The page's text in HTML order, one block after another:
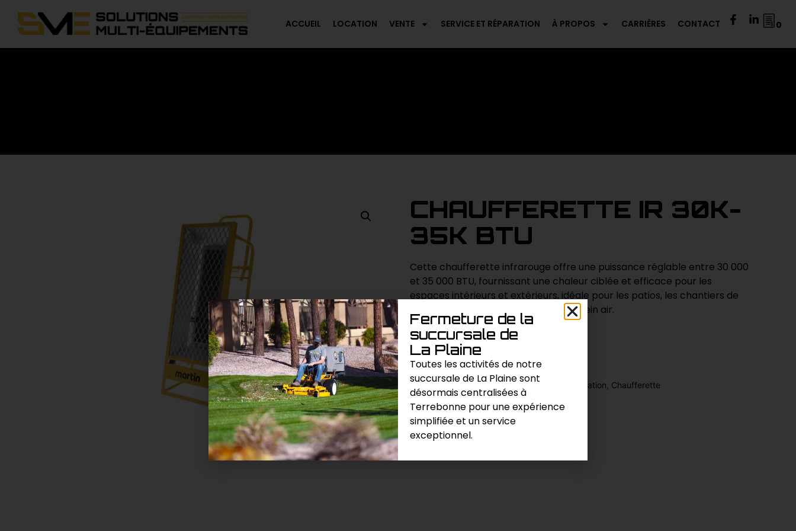
0
ACCUEIL LOCATION VENTE SERVICE ET RÉPARATION À PROPOS CARRIÈRES CONTACT
CHAUFFERETTE IR 30K-
35K BTU
Cette chaufferette infrarouge offre une puissance réglable entre 30 000
et 35 000 BTU, fournissant une chaleur ciblée et efficace pour les
espaces intérieurs et extérieurs, idéale pour les patios, les chantiers de
construction et les événements en plein air.
Demande de prix
Catégories : Chauffage / Climatisation / Ventilation Chaufferette
Fermeture de la
succursale de
La Plaine
Toutes les activités de notre
succursale de La Plaine sont
désormais centralisées à
Terrebonne pour une expérience
simplifiée et un service
exceptionnel.